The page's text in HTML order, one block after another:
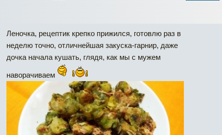
Леночка, рецептик крепко прижился, готовлю раз в
неделю точно, отличнейшая закуска-гарнир, даже
дочка начала кушать, глядя, как мы с мужем
наворачиваем